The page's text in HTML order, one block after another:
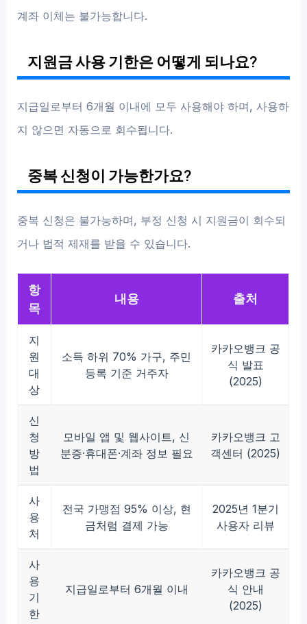
계좌 이체는 불가능합니다.
지원금 사용 기한은 어떻게 되나요?
지급일로부터 6개월 이내에 모두 사용해야 하며, 사용하
지 않으면 자동으로 회수됩니다.
중복 신청이 가능한가요?
중복 신청은 불가능하며, 부정 신청 시 지원금이 회수되
거나 법적 제재를 받을 수 있습니다.
항
목
내용 출처
지
원
대
상
소득 하위 70% 가구, 주민
등록 기준 거주자
카카오뱅크 공
식 발표
(2025)
신
청
방
법
모바일 앱 및 웹사이트, 신
분증·휴대폰·계좌 정보 필요
카카오뱅크 고
객센터 (2025)
사
용
처
전국 가맹점 95% 이상, 현
금처럼 결제 가능
2025년 1분기
사용자 리뷰
사
용
기
한
지급일로부터 6개월 이내
카카오뱅크 공
식 안내
(2025)